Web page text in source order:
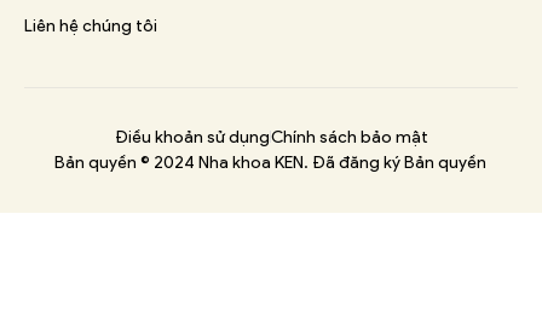
Liên hệ chúng tôi
Bản quyền © 2024 Nha khoa KEN. Đã đăng ký Bản quyền
Điều khoản sử dụngChính sách bảo mật